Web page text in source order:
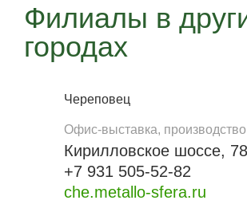
Филиалы в
городах
Череповец
Офис-выставка, производство
Кирилловское шоссе,
+7 931 505-52-82
che.metallo-sfera.ru